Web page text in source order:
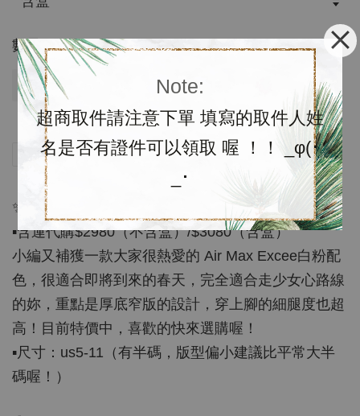
Note:
超商取件請注意下單 填寫的取件人姓
名是否有證件可以領取 喔 ！！ _φ(･
_･
數量
售完
分享 Tweet Pin it LINE
✨官網特價優惠✨
▪️含運代購$2980（不含盒）/$3080（含盒）
小編又補獲一款大家很熱愛的 Air Max Excee白粉配
色，很適合即將到來的春天，完全適合走少女心路線
的妳，重點是厚底窄版的設計，穿上腳的細腿度也超
高！目前特價中，喜歡的快來選購喔！
▪️尺寸：us5-11（有半碼，版型偏小建議比平常大半
碼喔！）